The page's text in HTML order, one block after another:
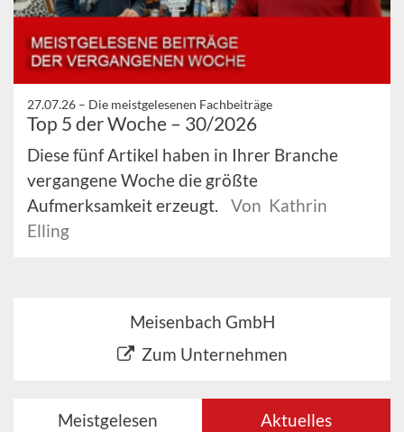
27.07.26 – Die meistgelesenen Fachbeiträge
Top 5 der Woche – 30/2026
Diese fünf Artikel haben in Ihrer Branche
vergangene Woche die größte
Aufmerksamkeit erzeugt.
Von Kathrin
Elling
Meisenbach GmbH
Zum Unternehmen
Meistgelesen Aktuelles